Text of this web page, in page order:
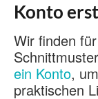
Konto
Wir finden
ein Konto,
praktischen